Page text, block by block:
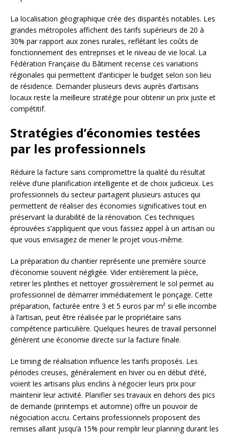
La localisation géographique crée des disparités notables. Les
grandes métropoles affichent des tarifs supérieurs de 20 à
30% par rapport aux zones rurales, reflétant les coûts de
fonctionnement des entreprises et le niveau de vie local. La
Fédération Française du Bâtiment recense ces variations
régionales qui permettent d’anticiper le budget selon son lieu
de résidence. Demander plusieurs devis auprès d’artisans
locaux reste la meilleure stratégie pour obtenir un prix juste et
compétitif.
Stratégies d’économies testées
par les professionnels
Réduire la facture sans compromettre la qualité du résultat
relève d’une planification intelligente et de choix judicieux. Les
professionnels du secteur partagent plusieurs astuces qui
permettent de réaliser des économies significatives tout en
préservant la durabilité de la rénovation. Ces techniques
éprouvées s’appliquent que vous fassiez appel à un artisan ou
que vous envisagiez de mener le projet vous-même.
La préparation du chantier représente une première source
d’économie souvent négligée. Vider entièrement la pièce,
retirer les plinthes et nettoyer grossièrement le sol permet au
professionnel de démarrer immédiatement le ponçage. Cette
préparation, facturée entre 3 et 5 euros par m² si elle incombe
à l’artisan, peut être réalisée par le propriétaire sans
compétence particulière. Quelques heures de travail personnel
génèrent une économie directe sur la facture finale.
Le timing de réalisation influence les tarifs proposés. Les
périodes creuses, généralement en hiver ou en début d’été,
voient les artisans plus enclins à négocier leurs prix pour
maintenir leur activité. Planifier ses travaux en dehors des pics
de demande (printemps et automne) offre un pouvoir de
négociation accru. Certains professionnels proposent des
remises allant jusqu’à 15% pour remplir leur planning durant les